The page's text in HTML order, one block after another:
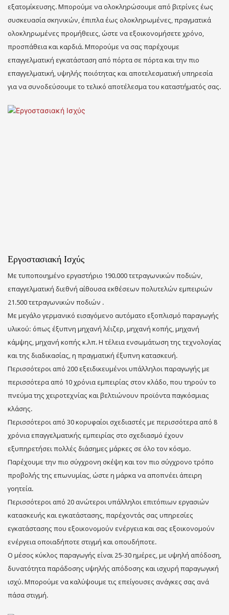
εξατομίκευσης. Μπορούμε να ολοκληρώσουμε από βιτρίνες έως
συσκευασία σκηνικών, έπιπλα έως ολοκληρωμένες, πραγματικά
ολοκληρωμένες προμήθειες, ώστε να εξοικονομήσετε χρόνο,
προσπάθεια και καρδιά. Μπορούμε να σας παρέχουμε
επαγγελματική εγκατάσταση από πόρτα σε πόρτα και την πιο
επαγγελματική, υψηλής ποιότητας και αποτελεσματική υπηρεσία
για να συνοδεύσουμε το τελικό αποτέλεσμα του καταστήματός σας.
Εργοστασιακή Ισχύς
Με τυποποιημένο εργαστήριο 190.000 τετραγωνικών ποδιών,
επαγγελματική διεθνή αίθουσα εκθέσεων πολυτελών εμπειριών
21.500 τετραγωνικών ποδιών .
Με μεγάλο γερμανικό εισαγόμενο αυτόματο εξοπλισμό παραγωγής
υλικού: όπως έξυπνη μηχανή λέιζερ, μηχανή κοπής, μηχανή
κάμψης, μηχανή κοπής κ.λπ. Η τέλεια ενσωμάτωση της τεχνολογίας
και της διαδικασίας, η πραγματική έξυπνη κατασκευή.
Περισσότεροι από 200 εξειδικευμένοι υπάλληλοι παραγωγής με
περισσότερα από 10 χρόνια εμπειρίας στον κλάδο, που τηρούν το
πνεύμα της χειροτεχνίας και βελτιώνουν προϊόντα παγκόσμιας
κλάσης.
Περισσότεροι από 30 κορυφαίοι σχεδιαστές με περισσότερα από 8
χρόνια επαγγελματικής εμπειρίας στο σχεδιασμό έχουν
εξυπηρετήσει πολλές διάσημες μάρκες σε όλο τον κόσμο.
Παρέχουμε την πιο σύγχρονη σκέψη και τον πιο σύγχρονο τρόπο
προβολής της επωνυμίας, ώστε η μάρκα να αποπνέει άπειρη
γοητεία.
Περισσότεροι από 20 ανώτεροι υπάλληλοι επιτόπιων εργασιών
κατασκευής και εγκατάστασης, παρέχοντάς σας υπηρεσίες
εγκατάστασης που εξοικονομούν ενέργεια και σας εξοικονομούν
ενέργεια οποιαδήποτε στιγμή και οπουδήποτε.
Ο μέσος κύκλος παραγωγής είναι 25-30 ημέρες, με υψηλή απόδοση,
δυνατότητα παράδοσης υψηλής απόδοσης και ισχυρή παραγωγική
ισχύ. Μπορούμε να καλύψουμε τις επείγουσες ανάγκες σας ανά
πάσα στιγμή.